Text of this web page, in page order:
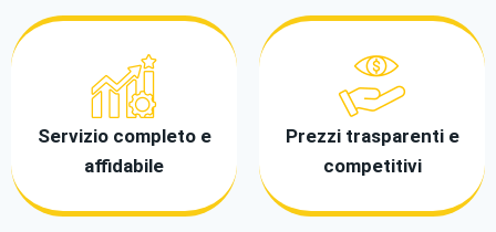
Servizio completo e
affidabile
Prezzi trasparenti e
competitivi